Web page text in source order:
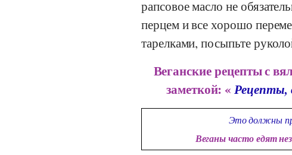
рапсовое масло не
перцем и все хорошо
тарелками, посыпьте
Веганские рецепты с
заметкой: «Рецепты,
Это должны
Веганы часто едят